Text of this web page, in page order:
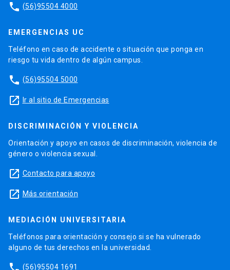
phone (56)95504 4000
EMERGENCIAS UC
Teléfono en caso de accidente o situación que ponga en
riesgo tu vida dentro de algún campus.
phone (56)95504 5000
launch Ir al sitio de Emergencias
DISCRIMINACIÓN Y VIOLENCIA
Orientación y apoyo en casos de discriminación, violencia de
género o violencia sexual.
launch Contacto para apoyo
launch Más orientación
MEDIACIÓN UNIVERSITARIA
Teléfonos para orientación y consejo si se ha vulnerado
alguno de tus derechos en la universidad.
(56)95504 1691